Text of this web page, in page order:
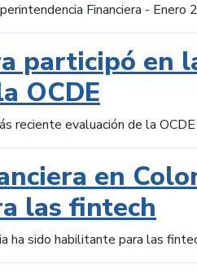
Financiera - Enero
participó en
OCDE
reciente evaluación de la OCDE
en
las fintech
ha sido habilitante para las